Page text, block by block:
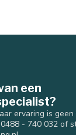
een
ervaring is
- 740 032 of